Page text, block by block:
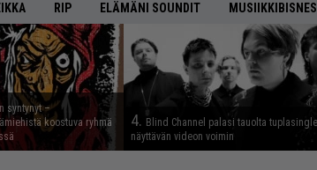
RIP ELÄMÄNI SOUNDIT MUSIIKKIBISNES
syntynyt –
koostuva ryhmä
4. Blind Channel palasi tauolta
näyttävän videon voimin